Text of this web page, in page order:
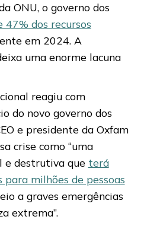
ONU, o governo dos
47% dos recursos
em 2024. A
uma enorme lacuna
reagiu com
do novo governo dos
e presidente da Oxfam
crise como “uma
e destrutiva que terá
para milhões de pessoas
a graves emergências
extrema”.